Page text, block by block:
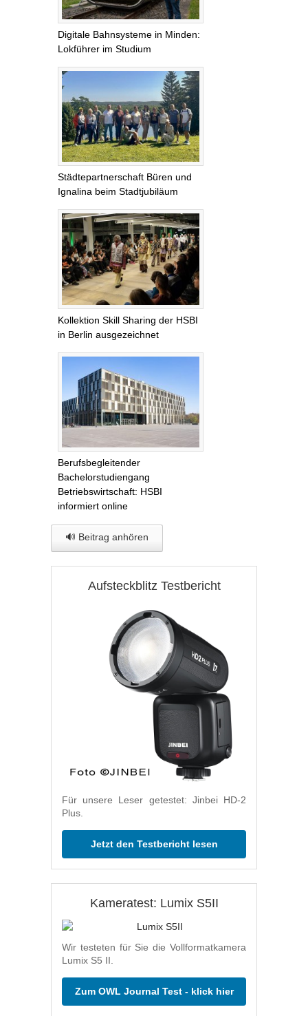
Digitale Bahnsysteme in Minden:
Lokführer im Studium
Städtepartnerschaft Büren und
Ignalina beim Stadtjubiläum
Kollektion Skill Sharing der HSBI
in Berlin ausgezeichnet
Berufsbegleitender
Bachelorstudiengang
Betriebswirtschaft: HSBI
informiert online
🔊 Beitrag anhören
Aufsteckblitz Testbericht
Für unsere Leser getestet: Jinbei HD-2
Plus.
Jetzt den Testbericht lesen
Kameratest: Lumix S5II
Wir testeten für Sie die Vollformatkamera
Lumix S5 II.
Zum OWL Journal Test - klick hier